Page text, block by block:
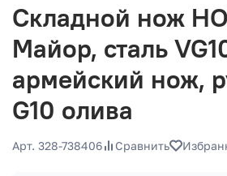
Складной нож
Майор, сталь
армейский нож,
G10 олива
Арт. 328-738406 Сравнить